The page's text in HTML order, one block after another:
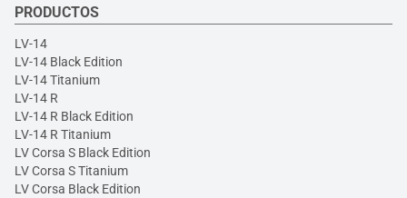
PRODUCTOS
LV-14
LV-14 Black Edition
LV-14 Titanium
LV-14 R
LV-14 R Black Edition
LV-14 R Titanium
LV Corsa S Black Edition
LV Corsa S Titanium
LV Corsa Black Edition